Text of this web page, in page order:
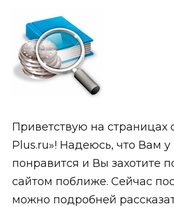
Приветствую на страницах
Plus.ru»! Надеюсь, что Вам у
понравится и Вы захотите
сайтом поближе. Сейчас
можно подробней